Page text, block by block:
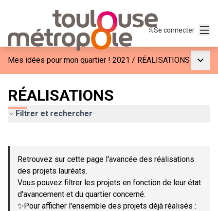
Se connecter
Mes idées pour mon quartier ! 2021 / RÉALISATIONS
RÉALISATIONS
Filtrer et rechercher
−
Retrouvez sur cette page l'avancée des réalisations
des projets lauréats.
Vous pouvez filtrer les projets en fonction de leur état
d'avancement et du quartier concerné.
✨Pour afficher l'ensemble des projets déjà réalisés :